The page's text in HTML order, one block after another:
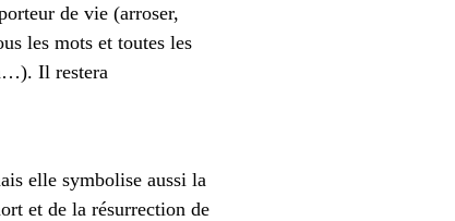
de vie (arroser,
les mots et toutes les
Il restera
elle symbolise aussi la
et de la résurrection de